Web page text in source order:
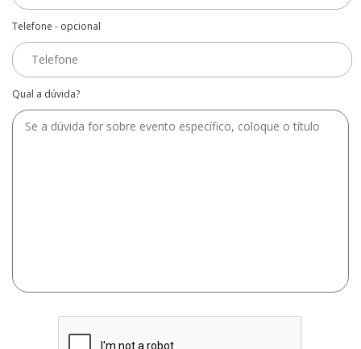
Telefone - opcional
Qual a dúvida?